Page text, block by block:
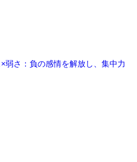
弱さ：負の感情を解放し、集中力